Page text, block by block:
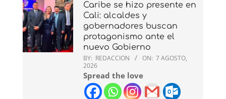
Caribe se hizo presente en
Cali: alcaldes y
gobernadores buscan
protagonismo ante el
nuevo Gobierno
BY: REDACCION ON: 7 AGOSTO,
2026
Spread the love